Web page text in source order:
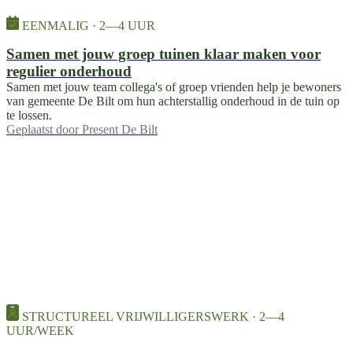
EENMALIG · 2—4 UUR
Samen met jouw groep tuinen klaar maken voor
regulier onderhoud
Samen met jouw team collega's of groep vrienden help je bewoners
van gemeente De Bilt om hun achterstallig onderhoud in de tuin op
te lossen.
Geplaatst door Present De Bilt
STRUCTUREEL VRIJWILLIGERSWERK · 2—4
UUR/WEEK